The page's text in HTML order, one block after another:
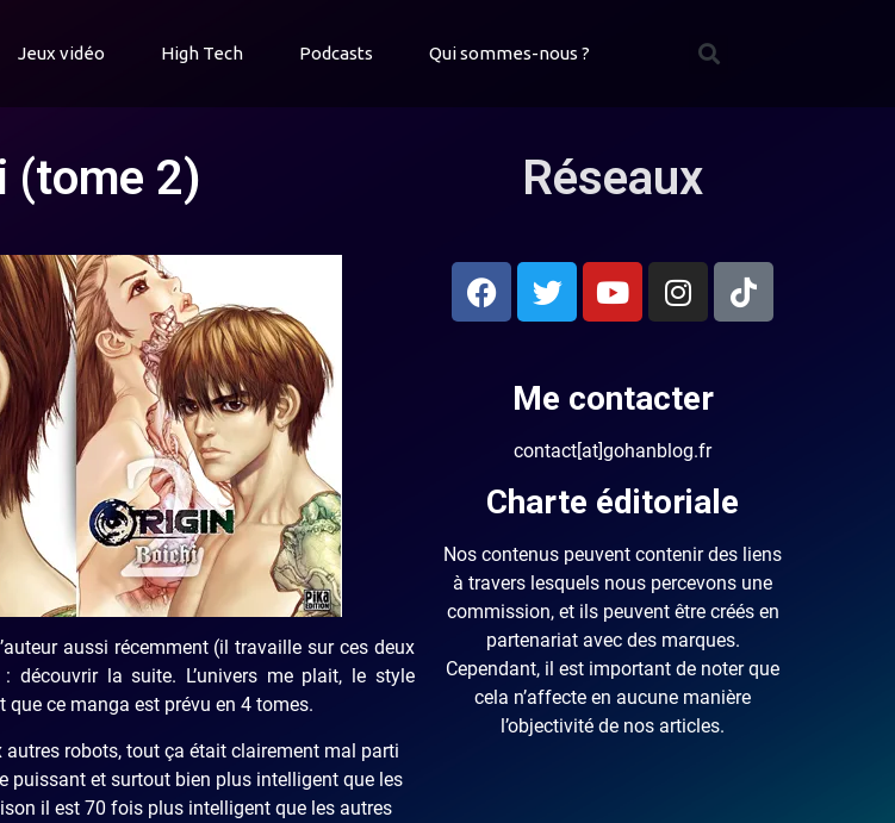
Jeux vidéo High Tech Podcasts Qui sommes-nous ?
(tome 2)
aussi récemment (il travaille sur ces deux
: découvrir la suite. L’univers me plait, le style
ce manga est prévu en 4 tomes.
robots, tout ça était clairement mal parti
puissant et surtout bien plus intelligent que les
il est 70 fois plus intelligent que les autres
Réseaux
Me contacter
contact[at]gohanblog.fr
Charte éditoriale
Nos contenus peuvent contenir des liens
à travers lesquels nous percevons une
commission, et ils peuvent être créés en
partenariat avec des marques.
Cependant, il est important de noter que
cela n’affecte en aucune manière
l’objectivité de nos articles.